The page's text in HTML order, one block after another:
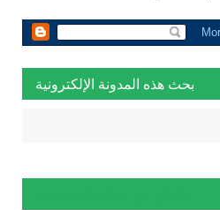
بحث هذه المدونة الإلكترونية